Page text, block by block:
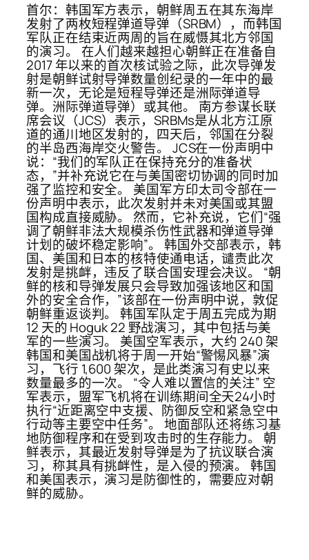
首尔：韩国军方表示，朝鲜周五在其东海岸
发射了两枚短程弹道导弹（SRBM），而韩国
军队正在结束近两周的旨在威慑其北方邻国
的演习。 在人们越来越担心朝鲜正在准备自
2017 年以来的首次核试验之际，此次导弹发
射是朝鲜试射导弹数量创纪录的一年中的最
新一次，无论是短程导弹还是洲际弹道导
弹。洲际弹道导弹）或其他。 南方参谋长联
席会议（JCS）表示，SRBMs是从北方江原
道的通川地区发射的，四天后，邻国在分裂
的半岛西海岸交火警告。 JCS在一份声明中
说：“我们的军队正在保持充分的准备状
态，”并补充说它在与美国密切协调的同时加
强了监控和安全。 美国军方印太司令部在一
份声明中表示，此次发射并未对美国或其盟
国构成直接威胁。 然而，它补充说，它们“强
调了朝鲜非法大规模杀伤性武器和弹道导弹
计划的破坏稳定影响”。 韩国外交部表示，韩
国、美国和日本的核特使通电话，谴责此次
发射是挑衅，违反了联合国安理会决议。 “朝
鲜的核和导弹发展只会导致加强该地区和国
外的安全合作，”该部在一份声明中说，敦促
朝鲜重返谈判。 韩国军队定于周五完成为期
12 天的 Hoguk 22 野战演习，其中包括与美
军的一些演习。 美国空军表示，大约 240 架
韩国和美国战机将于周一开始“警惕风暴”演
习，飞行 1,600 架次，是此类演习有史以来
数量最多的一次。 “令人难以置信的关注” 空
军表示，盟军飞机将在训练期间全天24小时
执行“近距离空中支援、防御反空和紧急空中
行动等主要空中任务”。 地面部队还将练习基
地防御程序和在受到攻击时的生存能力。 朝
鲜表示，其最近发射导弹是为了抗议联合演
习，称其具有挑衅性，是入侵的预演。 韩国
和美国表示，演习是防御性的，需要应对朝
鲜的威胁。